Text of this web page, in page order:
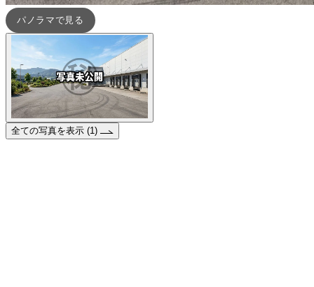
パノラマで見る
全ての写真を表示 (1)